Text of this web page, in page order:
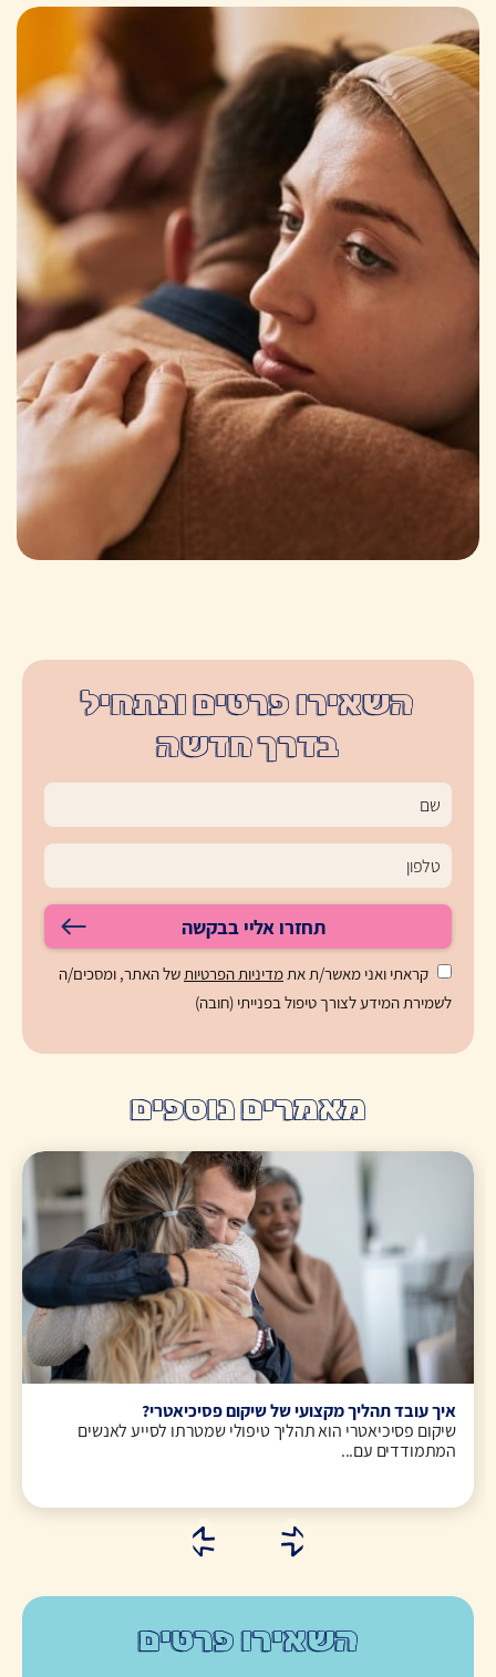
השאירו פרטים ונתחיל
בדרך חדשה
תחזרו אליי בבקשה
קראתי ואני מאשר/ת אתמדיניות הפרטיותשל האתר, ומסכים/ה
לשמירת המידע לצורך טיפול בפנייתי (חובה)
מאמרים נוספים
איך עובד תהליך מקצועי של שיקום פסיכיאטרי?
שיקום פסיכיאטרי הוא תהליך טיפולי שמטרתו לסייע לאנשים
המתמודדים עם...
השאירו פרטים